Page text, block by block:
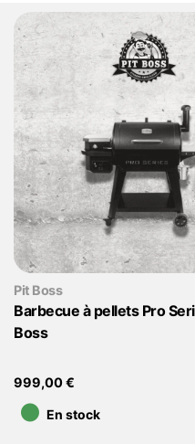
Pit Boss
Barbecue à pellets Pro
Boss
999,00€
•En stock